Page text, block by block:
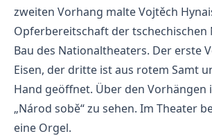
zweiten Vorhang malte Vojtěch
Opferbereitschaft der tschechischen
Bau des Nationaltheaters. Der erste
Eisen, der dritte ist aus rotem Samt
Hand geöffnet. Über den Vorhängen
„Národ sobě“ zu sehen. Im Theater
eine Orgel.